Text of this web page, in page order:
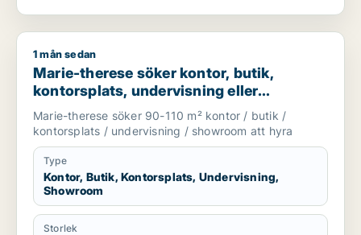
Marie-therese söker kontor, butik, kontorsplats,
1 mån sedan
Marie-therese söker kontor, butik,
kontorsplats, undervisning eller
showroom för uthyrning i Upplands
Väsby, Järfälla eller Upplands-Bro m.fl.
Marie-therese söker 90-110 m² kontor / butik /
kontorsplats / undervisning / showroom att hyra
Type
Kontor, Butik, Kontorsplats, Undervisning,
Showroom
Storlek